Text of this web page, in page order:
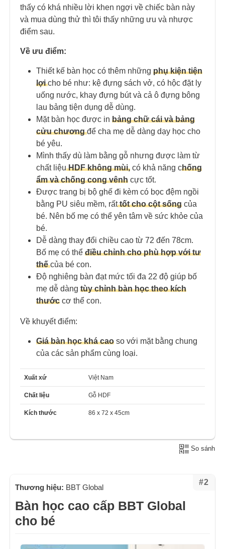
thấy có khá nhiều lời khen ngợi về chiếc bàn này
và mua dùng thử thì tôi thấy những ưu và nhược
điểm sau.
Về ưu điểm:
Thiết kế bàn học có thêm những phụ kiện tiện
lợi cho bé như: kệ đựng sách vở, có hộc đặt ly
uống nước, khay đựng bút và cả ô đựng bông
lau bảng tiện dụng dễ dùng.
Mặt bàn học được in bảng chữ cái và bảng
cửu chương để cha mẹ dễ dàng dạy học cho
bé yêu.
Mình thấy dù làm bằng gỗ nhưng được làm từ
chất liệuHDF không mùi, có khả năng chống
ẩm và chống cong vênh cực tốt.
Được trang bị bộ ghế đi kèm có bọc đệm ngồi
bằng PU siêu mềm, rấttốt cho cột sống của
bé. Nên bố mẹ có thể yên tâm về sức khỏe của
bé.
Dễ dàng thay đổi chiều cao từ 72 đến 78cm.
Bố mẹ có thể điều chỉnh cho phù hợp với tư
thế của bé con.
Độ nghiêng bàn đạt mức tối đa 22 độ giúp bố
mẹ dễ dàng tùy chỉnh bàn học theo kích
thước cơ thể con.
Về khuyết điểm:
Giá bàn học khá cao so với mặt bằng chung
của các sản phẩm cùng loại.
Xuất xứ Việt Nam
Chất liệu Gỗ HDF
Kích thước 86 x 72 x 45cm
So sánh
#2
Thương hiệu: BBT Global
Bàn học cao cấp BBT Global
cho bé